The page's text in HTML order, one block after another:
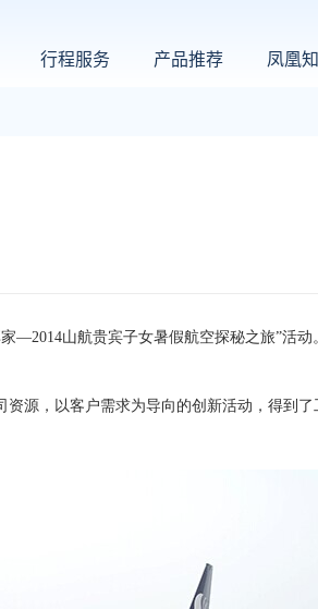
行程服务 产品推荐 凤凰
—2014山航贵宾子女暑假航空探秘之旅”活
源，以客户需求为导向的创新活动，得到